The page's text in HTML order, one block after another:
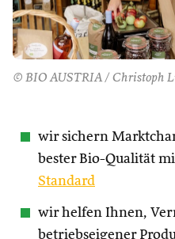
© BIO AUSTRIA / Christoph
wir sichern
bester Bio-Qualität
Standard
wir helfen Ihnen,
betriebseigener